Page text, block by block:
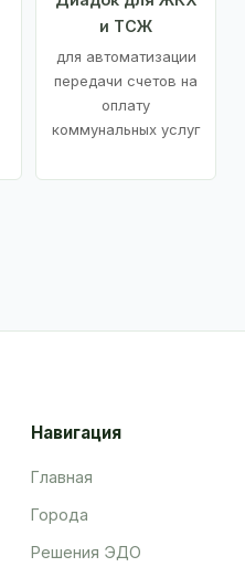
и ТСЖ
для автоматизации
передачи счетов на
оплату
коммунальных услуг
Навигация
Главная
Города
Решения ЭДО